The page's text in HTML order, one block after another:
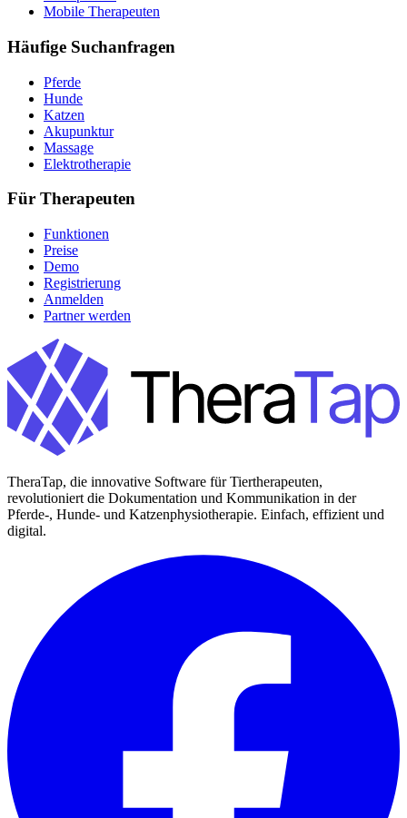
Mobile Therapeuten
Häufige Suchanfragen
Pferde
Hunde
Katzen
Akupunktur
Massage
Elektrotherapie
Für Therapeuten
Funktionen
Preise
Demo
Registrierung
Anmelden
Partner werden
TheraTap, die innovative Software für Tiertherapeuten,
revolutioniert die Dokumentation und Kommunikation in der
Pferde-, Hunde- und Katzenphysiotherapie. Einfach, effizient und
digital.